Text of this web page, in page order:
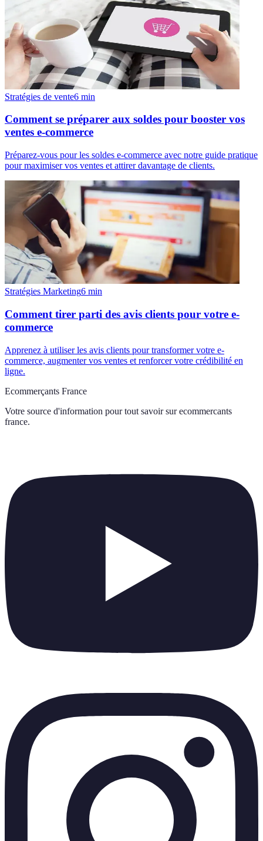
Stratégies de vente6 min
Comment se préparer aux soldes pour booster vos
ventes e-commerce
Préparez-vous pour les soldes e-commerce avec notre guide pratique
pour maximiser vos ventes et attirer davantage de clients.
Stratégies Marketing6 min
Comment tirer parti des avis clients pour votre e-
commerce
Apprenez à utiliser les avis clients pour transformer votre e-
commerce, augmenter vos ventes et renforcer votre crédibilité en
ligne.
Ecommerçants France
Votre source d'information pour tout savoir sur ecommercants
france.